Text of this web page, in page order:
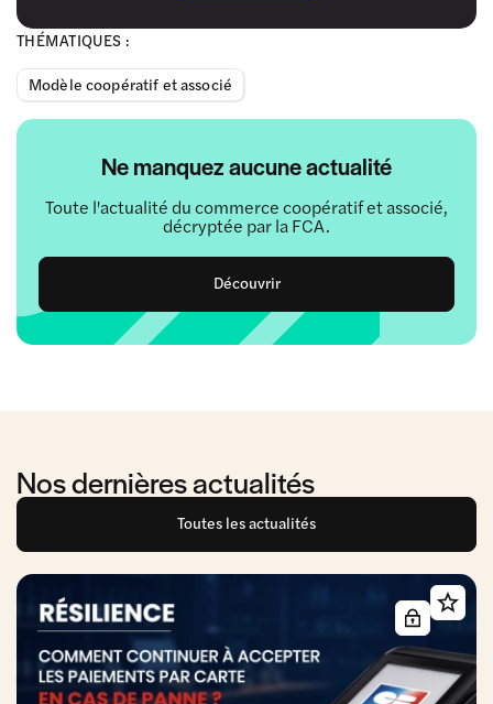
THÉMATIQUES :
Modèle coopératif et associé
Ne manquez aucune actualité
Toute l'actualité du commerce coopératif et associé,
décryptée par la FCA.
Découvrir
Nos dernières actualités
Toutes les actualités